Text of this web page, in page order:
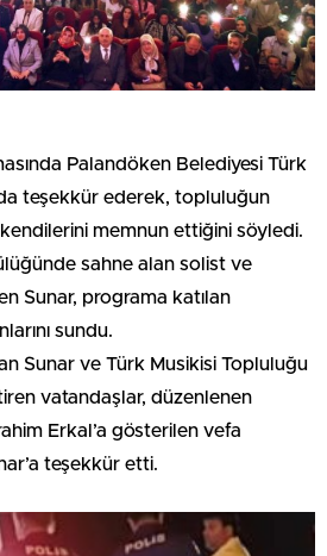
Palandöken Belediyesi Türk
teşekkür ederek, topluluğun
memnun ettiğini söyledi.
sahne alan solist ve
Sunar, programa katılan
sundu.
Sunar ve Türk Musikisi Topluluğu
vatandaşlar, düzenlenen
Erkal’a gösterilen vefa
teşekkür etti.